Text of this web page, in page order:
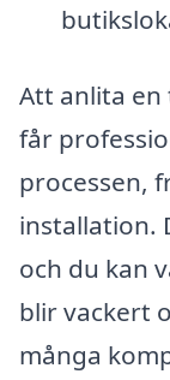
Att anlita
får
processen,
installation.
och du kan
blir vackert
många